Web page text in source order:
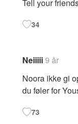
Tell your
34
Neiiiii9 år
Noora ikke gi
du føler for
73